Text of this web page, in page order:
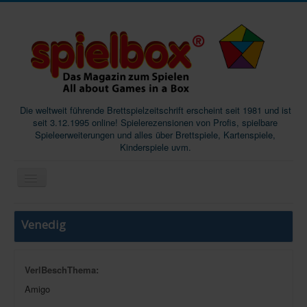
Die weltweit führende Brettspielzeitschrift erscheint seit 1981 und ist
seit 3.12.1995 online! Spielerezensionen von Profis, spielbare
Spieleerweiterungen und alles über Brettspiele, Kartenspiele,
Kinderspiele uvm.
Start
Magazine
Venedig
VerlBeschThema:
Amigo